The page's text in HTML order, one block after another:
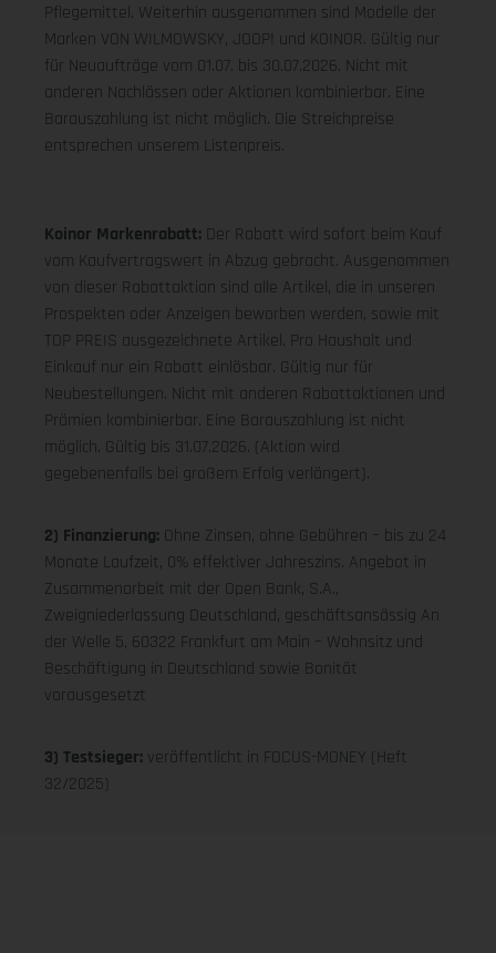
Pflegemittel. Weiterhin ausgenommen sind Modelle der
Marken VON WILMOWSKY, JOOP! und KOINOR. Gültig nur
für Neuaufträge vom 01.07. bis 30.07.2026. Nicht mit
anderen Nachlässen oder Aktionen kombinierbar. Eine
Barauszahlung ist nicht möglich. Die Streichpreise
entsprechen unserem Listenpreis.
Koinor Markenrabatt: Der Rabatt wird sofort beim Kauf
vom Kaufvertragswert in Abzug gebracht. Ausgenommen
von dieser Rabattaktion sind alle Artikel, die in unseren
Prospekten oder Anzeigen beworben werden, sowie mit
TOP PREIS ausgezeichnete Artikel. Pro Haushalt und
Einkauf nur ein Rabatt einlösbar. Gültig nur für
Neubestellungen. Nicht mit anderen Rabattaktionen und
Prämien kombinierbar. Eine Barauszahlung ist nicht
möglich. Gültig bis 31.07.2026. (Aktion wird
gegebenenfalls bei großem Erfolg verlängert).
2) Finanzierung: Ohne Zinsen, ohne Gebühren – bis zu 24
Monate Laufzeit, 0% effektiver Jahreszins. Angebot in
Zusammenarbeit mit der Open Bank, S.A.,
Zweigniederlassung Deutschland, geschäftsansässig An
der Welle 5, 60322 Frankfurt am Main – Wohnsitz und
Beschäftigung in Deutschland sowie Bonität
vorausgesetzt
3) Testsieger: veröffentlicht in FOCUS-MONEY (Heft
32/2025)